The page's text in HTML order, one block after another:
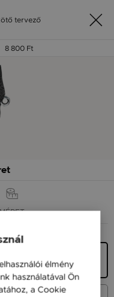
tervező
8 800 Ft
MÉRET
élmény
használatával Ön
a Cookie